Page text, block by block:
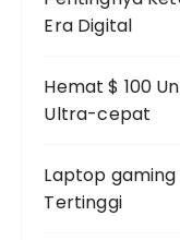
Era Digital
Hemat $ 100
Ultra-cepat
Laptop
Tertinggi